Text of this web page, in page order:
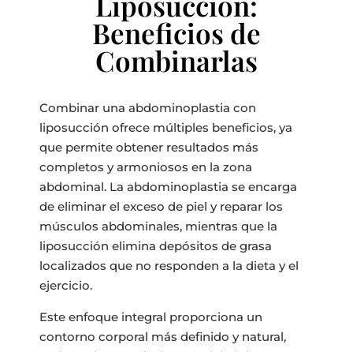
Beneficios de
Combinarlas
Combinar una abdominoplastia con
liposucción ofrece múltiples beneficios, ya
que permite obtener resultados más
completos y armoniosos en la zona
abdominal. La abdominoplastia se encarga
de eliminar el exceso de piel y reparar los
músculos abdominales, mientras que la
liposucción elimina depósitos de grasa
localizados que no responden a la dieta y el
ejercicio.
Este enfoque integral proporciona un
contorno corporal más definido y natural,